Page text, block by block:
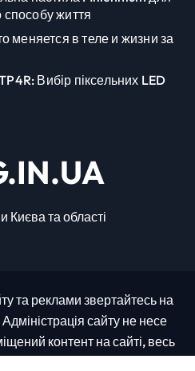
способу життя
меняется в теле и жизни за
Вибір піксельних LED
Києва та області
та реклами звертайтесь на
сайту не несе
контент на сайті, весь